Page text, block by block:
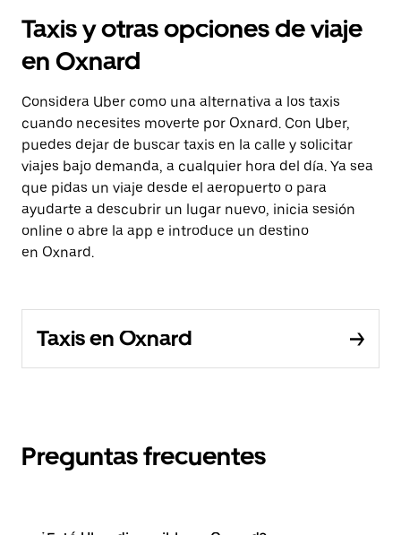
Taxis y otras opciones de viaje
en Oxnard
Considera Uber como una alternativa a los taxis
cuando necesites moverte por Oxnard. Con Uber,
puedes dejar de buscar taxis en la calle y solicitar
viajes bajo demanda, a cualquier hora del día. Ya sea
que pidas un viaje desde el aeropuerto o para
ayudarte a descubrir un lugar nuevo, inicia sesión
online o abre la app e introduce un destino
en Oxnard.
Taxis en Oxnard
Preguntas frecuentes